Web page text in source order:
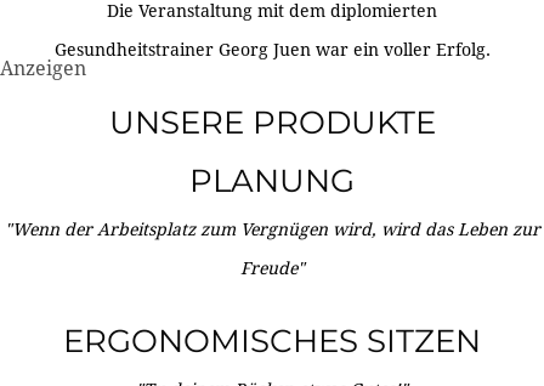
Die Veranstaltung mit dem diplomierten
Gesundheitstrainer Georg Juen war ein voller Erfolg.
Anzeigen
UNSERE PRODUKTE
PLANUNG
"Wenn der Arbeitsplatz zum Vergnügen wird, wird das Leben zur
Freude"
ERGONOMISCHES SITZEN